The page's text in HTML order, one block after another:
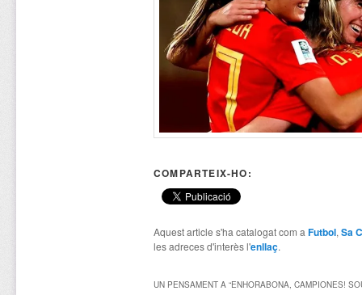
COMPARTEIX-HO:
Aquest article s'ha catalogat com a Futbol, Sa
les adreces d'interès l'enllaç.
UN PENSAMENT A “ENHORABONA, CAMPIONES!